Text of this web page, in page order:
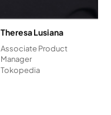
Theresa Lusiana
Associate Product
Manager
Tokopedia